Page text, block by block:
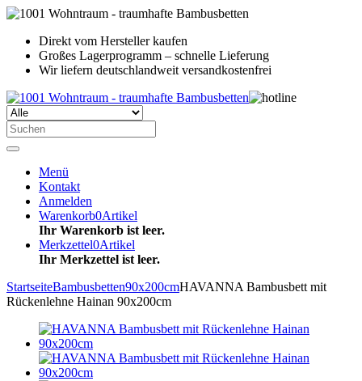
Direkt vom Hersteller kaufen
Großes Lagerprogramm – schnelle Lieferung
Wir liefern deutschlandweit versandkostenfrei
Menü
Kontakt
Anmelden
Warenkorb0Artikel
Ihr Warenkorb ist leer.
Merkzettel0Artikel
Ihr Merkzettel ist leer.
StartseiteBambusbetten90x200cmHAVANNA Bambusbett mit
Rückenlehne Hainan 90x200cm